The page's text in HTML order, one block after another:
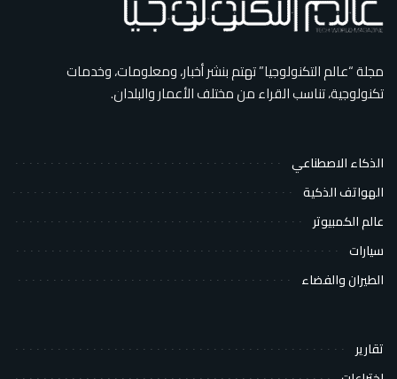
مجلة “عالم التكنولوجيا” تهتم بنشر أخبار، ومعلومات، وخدمات
تكنولوجية، تناسب القراء من مختلف الأعمار والبلدان.
الذكاء الاصطناعي
الهواتف الذكية
عالم الكمبيوتر
سيارات
الطيران والفضاء
تقارير